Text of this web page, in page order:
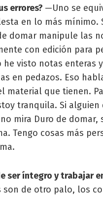
errores? —Uno se
en lo más mínimo.
domar manipule las
con edición para
he visto notas enteras
en pedazos. Eso
material que tienen.
tranquila. Si alguien
mira Duro de domar,
Tengo cosas más
ser íntegro y trabajar
son de otro palo, los